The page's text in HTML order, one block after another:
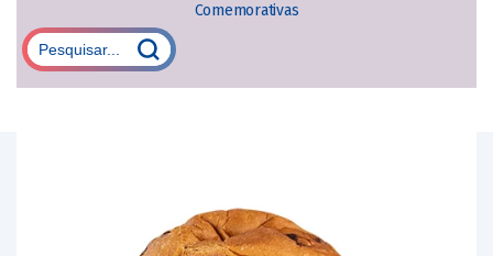
Comemorativas